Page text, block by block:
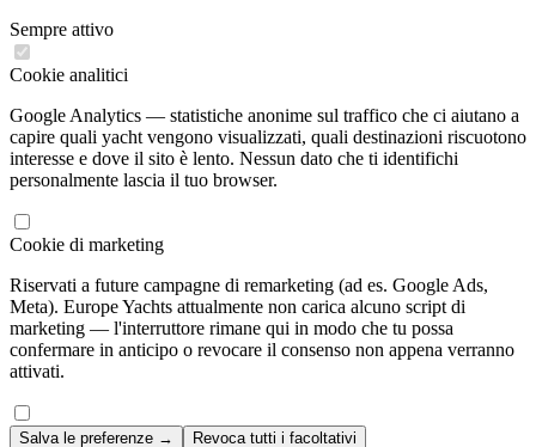
Sempre attivo
Cookie analitici
Google Analytics — statistiche anonime sul traffico che ci aiutano a
capire quali yacht vengono visualizzati, quali destinazioni riscuotono
interesse e dove il sito è lento. Nessun dato che ti identifichi
personalmente lascia il tuo browser.
Cookie di marketing
Riservati a future campagne di remarketing (ad es. Google Ads,
Meta). Europe Yachts attualmente non carica alcuno script di
marketing — l'interruttore rimane qui in modo che tu possa
confermare in anticipo o revocare il consenso non appena verranno
attivati.
Salva le preferenze → Revoca tutti i facoltativi